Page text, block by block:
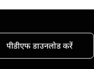
पीडीएफ डाउनलोड करें